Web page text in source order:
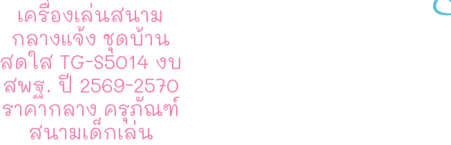
เครื่องเล่นสนาม
กลางแจ้ง ชุดบ้าน
สดใส TG-S5014 งบ
สพฐ. ปี 2569-2570
ราคากลาง ครุภัณฑ์
สนามเด็กเล่น